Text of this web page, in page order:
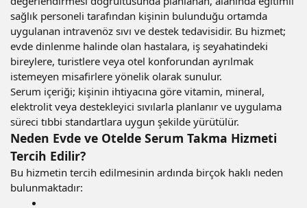
sağlık personeli tarafından kişinin bulunduğu ortamda
uygulanan intravenöz sıvı ve destek tedavisidir. Bu hizmet;
evde dinlenme halinde olan hastalara, iş seyahatindeki
bireylere, turistlere veya otel konforundan ayrılmak
istemeyen misafirlere yönelik olarak sunulur.
Serum içeriği; kişinin ihtiyacına göre vitamin, mineral,
elektrolit veya destekleyici sıvılarla planlanır ve uygulama
süreci tıbbi standartlara uygun şekilde yürütülür.
Neden Evde ve Otelde Serum Takma Hizmeti
Tercih Edilir?
Bu hizmetin tercih edilmesinin ardında birçok haklı neden
bulunmaktadır: